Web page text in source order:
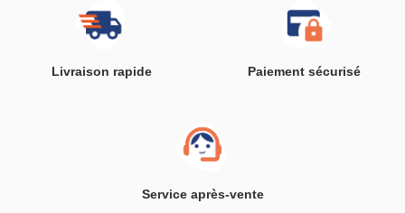
Livraison rapide Paiement sécurisé
Service après-vente